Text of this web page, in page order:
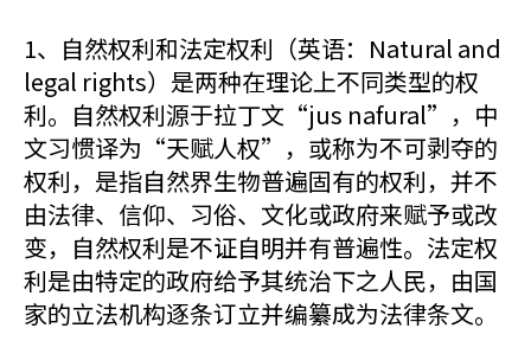
1、自然权利和法定权利（英语：Natural and
legal rights）是两种在理论上不同类型的权
利。自然权利源于拉丁文“jus nafural”，中
文习惯译为“天赋人权”，或称为不可剥夺的
权利，是指自然界生物普遍固有的权利，并不
由法律、信仰、习俗、文化或政府来赋予或改
变，自然权利是不证自明并有普遍性。法定权
利是由特定的政府给予其统治下之人民，由国
家的立法机构逐条订立并编纂成为法律条文。